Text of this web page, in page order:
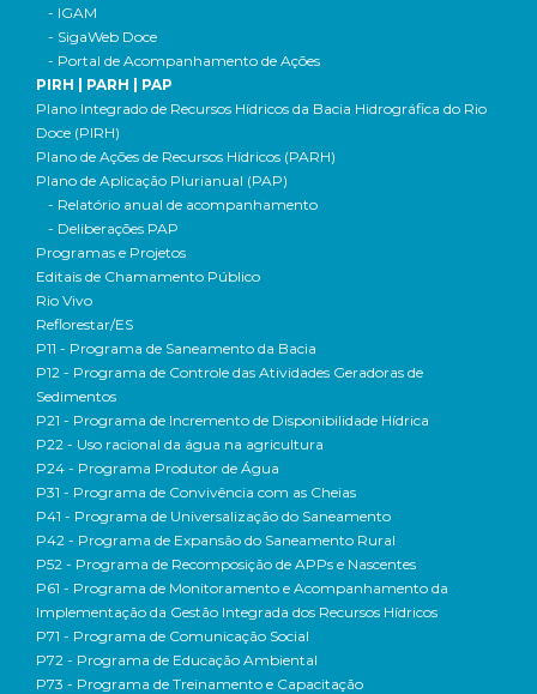
- IGAM
- SigaWeb Doce
- Portal de Acompanhamento de Ações
PIRH | PARH | PAP
Plano Integrado de Recursos Hídricos da Bacia Hidrográfica do Rio
Doce (PIRH)
Plano de Ações de Recursos Hídricos (PARH)
Plano de Aplicação Plurianual (PAP)
- Relatório anual de acompanhamento
- Deliberações PAP
Programas e Projetos
Editais de Chamamento Público
Rio Vivo
Reflorestar/ES
P11 - Programa de Saneamento da Bacia
P12 - Programa de Controle das Atividades Geradoras de
Sedimentos
P21 - Programa de Incremento de Disponibilidade Hídrica
P22 - Uso racional da água na agricultura
P24 - Programa Produtor de Água
P31 - Programa de Convivência com as Cheias
P41 - Programa de Universalização do Saneamento
P42 - Programa de Expansão do Saneamento Rural
P52 - Programa de Recomposição de APPs e Nascentes
P61 - Programa de Monitoramento e Acompanhamento da
Implementação da Gestão Integrada dos Recursos Hídricos
P71 - Programa de Comunicação Social
P72 - Programa de Educação Ambiental
P73 - Programa de Treinamento e Capacitação